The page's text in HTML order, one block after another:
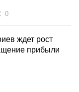
0
ждет рост
прибыли